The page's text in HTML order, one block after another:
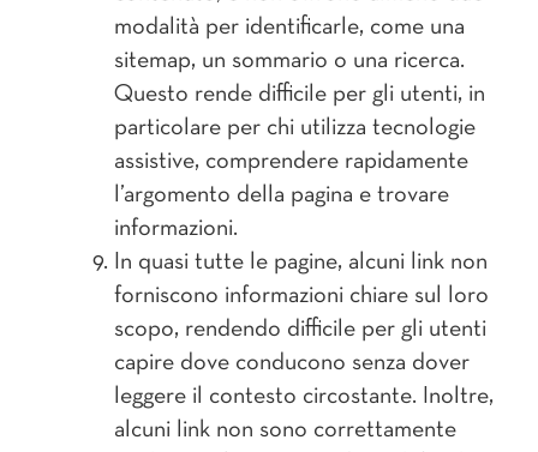
modalità per identificarle, come una
sitemap, un sommario o una ricerca.
Questo rende difficile per gli utenti, in
particolare per chi utilizza tecnologie
assistive, comprendere rapidamente
l’argomento della pagina e trovare
informazioni.
In quasi tutte le pagine, alcuni link non
forniscono informazioni chiare sul loro
scopo, rendendo difficile per gli utenti
capire dove conducono senza dover
leggere il contesto circostante. Inoltre,
alcuni link non sono correttamente